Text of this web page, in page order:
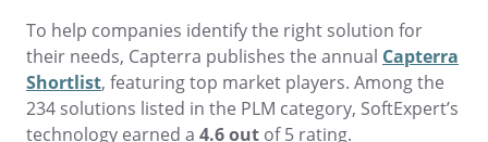
Asset
BRM
Calibration
Chatbot
Copilot AI
Capture
Transport et Logistique
ITIL
ISO 14971
To help companies identify the right solution for
their needs, Capterra publishes the annual Capterra
Shortlist, featuring top market players. Among the
234 solutions listed in the PLM category, SoftExpert’s
technology earned a 4.6 out of 5 rating.